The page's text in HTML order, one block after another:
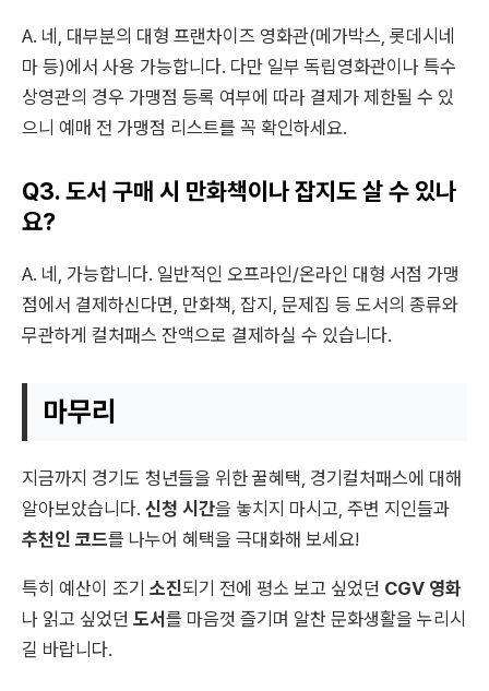
A. 네, 대부분의 대형 프랜차이즈 영화관(메가박스, 롯데시네
마 등)에서 사용 가능합니다. 다만 일부 독립영화관이나 특수
상영관의 경우 가맹점 등록 여부에 따라 결제가 제한될 수 있
으니 예매 전 가맹점 리스트를 꼭 확인하세요.
Q3. 도서 구매 시 만화책이나 잡지도 살 수 있나
요?
A. 네, 가능합니다. 일반적인 오프라인/온라인 대형 서점 가맹
점에서 결제하신다면, 만화책, 잡지, 문제집 등 도서의 종류와
무관하게 컬처패스 잔액으로 결제하실 수 있습니다.
마무리
지금까지 경기도 청년들을 위한 꿀혜택, 경기컬처패스에 대해
알아보았습니다. 신청 시간을 놓치지 마시고, 주변 지인들과
추천인 코드를 나누어 혜택을 극대화해 보세요!
특히 예산이 조기 소진되기 전에 평소 보고 싶었던 CGV 영화
나 읽고 싶었던 도서 를 마음껏 즐기며 알찬 문화생활을 누리시
길 바랍니다.